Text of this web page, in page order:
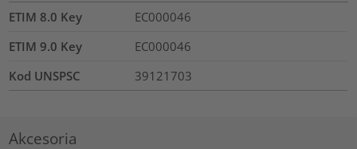
ETIM 8.0 Key
EC000046
ETIM 9.0 Key
EC000046
Kod UNSPSC
39121703
Akcesoria